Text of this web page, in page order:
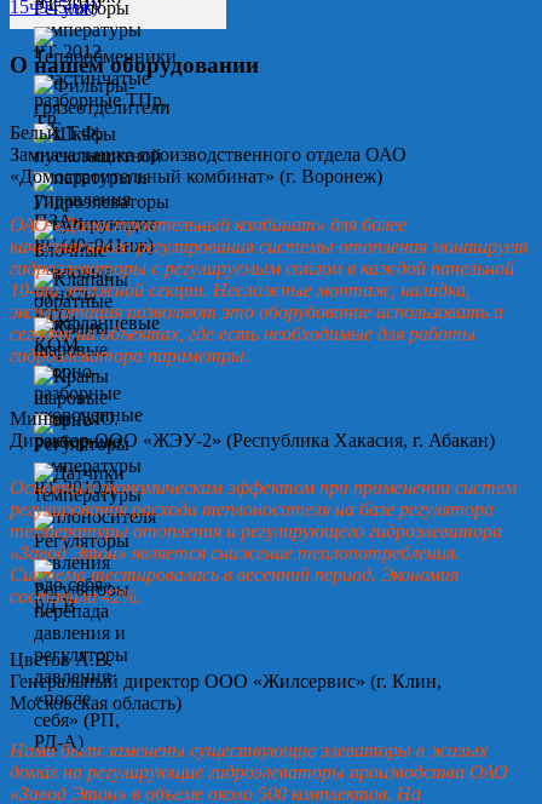
О нашем оборудовании
Белых Т.Ф.
Замначальника производственного отдела ОАО
«Домостроительный комбинат» (г. Воронеж)
ОАО «Домостроительный комбинат» для более
качественного регулирования системы отопления монтирует
гидроэлеваторы с регулируемым соплом в каждой панельной
10-ти этажной секции. Несложные монтаж, наладка,
эксплуатация позволяют это оборудование использовать и
сегодня на объектах, где есть необходимые для работы
гидроэлеватора параметры.
Минин А.Ю.
Директор ООО «ЖЭУ-2» (Республика Хакасия, г. Абакан)
Основным экономическим эффектом при применении систем
регулирования расхода теплоносителя на базе регулятора
температуры отопления и регулирующего гидроэлеватора
«Завод Этон» является снижение теплопотребления.
Система тестировалась в весенний период. Экономия
составила 42%.
Цветов А.В.
Генеральный директор ООО «Жилсервис» (г. Клин,
Московская область)
Нами были заменены существующие элеваторы в жилых
домах на регулирующие гидроэлеваторы производства ОАО
«Завод Этон» в объеме около 500 комплектов. На